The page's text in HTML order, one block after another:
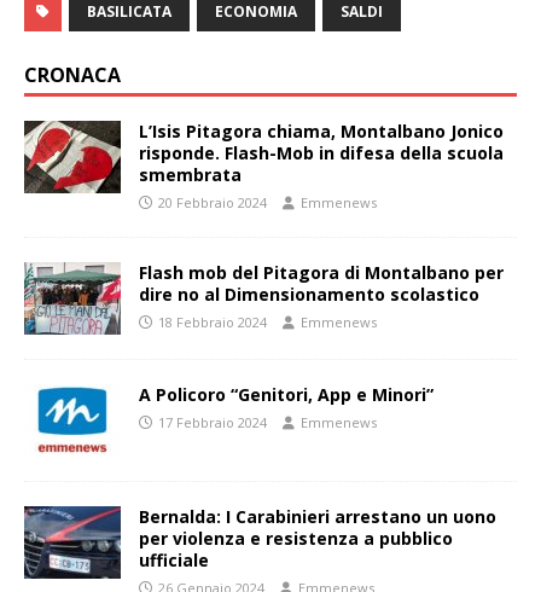
BASILICATA ECONOMIA SALDI
CRONACA
L’Isis Pitagora chiama, Montalbano Jonico
risponde. Flash-Mob in difesa della scuola
smembrata
20 Febbraio 2024 Emmenews
Flash mob del Pitagora di Montalbano per
dire no al Dimensionamento scolastico
18 Febbraio 2024 Emmenews
A Policoro “Genitori, App e Minori”
17 Febbraio 2024 Emmenews
Bernalda: I Carabinieri arrestano un uono
per violenza e resistenza a pubblico
ufficiale
26 Gennaio 2024 Emmenews